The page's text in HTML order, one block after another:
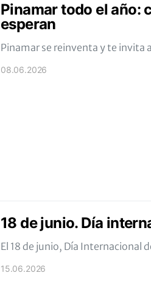
Pinamar todo el año:
esperan
Pinamar se reinventa y te invita
08.06.2026
18 de junio. Día
El 18 de junio, Día Internacional
15.06.2026